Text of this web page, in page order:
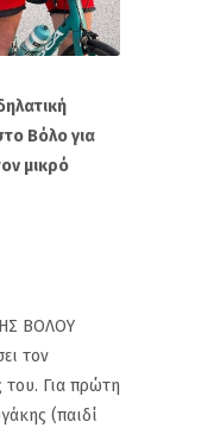
Βόλο για
μικρό
ΒΟΛΟΥ
τον
του. Για πρώτη
(παιδί